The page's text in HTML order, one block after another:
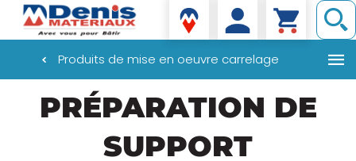
contenu
Denis matériaux
Produits de mise en oeuvre carrelage
PRÉPARATION DE
SUPPORT